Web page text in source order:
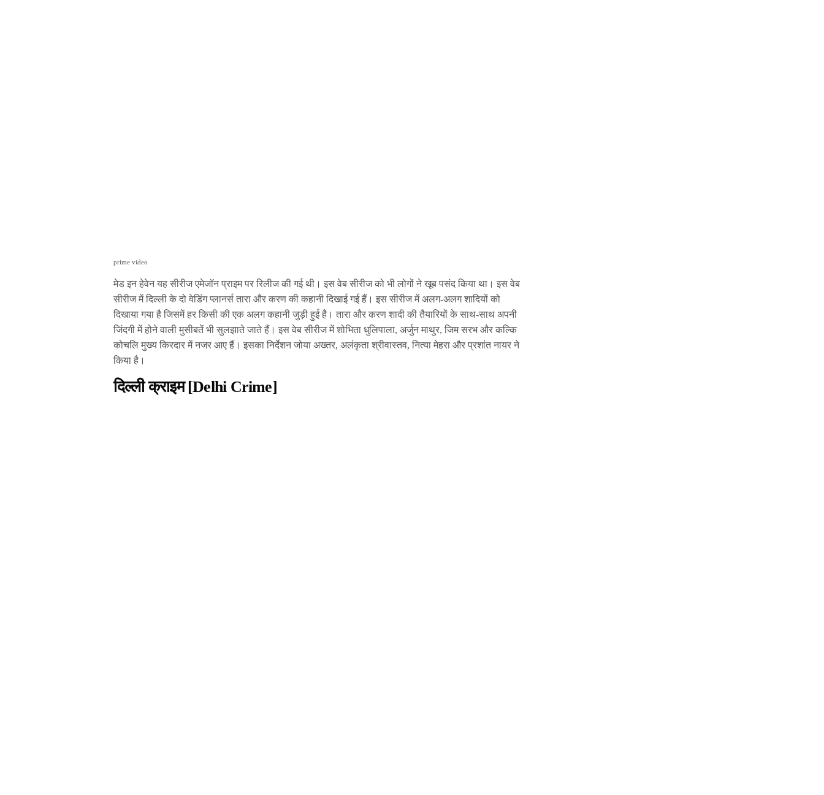
prime video
मेड इन हेवेन यह सीरीज एमेजॉन प्राइम पर रिलीज की गई थी। इस वेब सीरीज को भी लोगों ने खूब पसंद किया था। इस वेब
सीरीज में दिल्ली के दो वेडिंग प्लानर्स तारा और करण की कहानी दिखाई गई हैं। इस सीरीज में अलग-अलग शादियों को
दिखाया गया है जिसमें हर किसी की एक अलग कहानी जुड़ी हुई है। तारा और करण शादी की तैयारियों के साथ-साथ अपनी
जिंदगी में होने वाली मुसीबतें भी सुलझाते जाते हैं। इस वेब सीरीज में शोभिता धुलिपाला, अर्जुन माथुर, जिम सरभ और कल्कि
कोचलि मुख्य किरदार में नजर आए हैं। इसका निर्देशन जोया अख्तर, अलंकृता श्रीवास्तव, नित्या मेहरा और प्रशांत नायर ने
किया है।
दिल्ली क्राइम [Delhi Crime]